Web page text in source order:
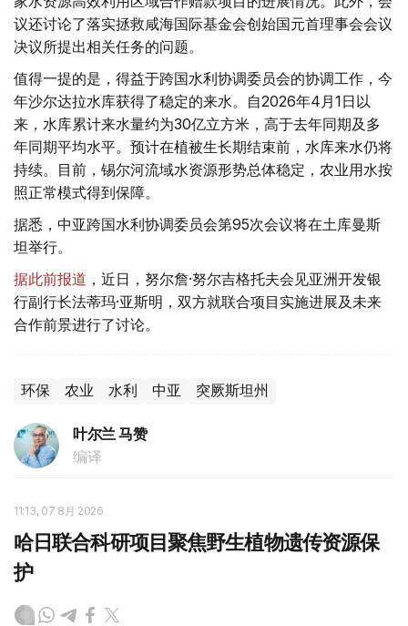
议还讨论了落实拯救咸海国际基金会创始国元首理事会会议
决议所提出相关任务的问题。
值得一提的是，得益于跨国水利协调委员会的协调工作，今
年沙尔达拉水库获得了稳定的来水。自2026年4月1日以
来，水库累计来水量约为30亿立方米，高于去年同期及多
年同期平均水平。预计在植被生长期结束前，水库来水仍将
持续。目前，锡尔河流域水资源形势总体稳定，农业用水按
照正常模式得到保障。
据悉，中亚跨国水利协调委员会第95次会议将在土库曼斯
坦举行。
据此前报道 ，近日，努尔詹·努尔吉格托夫会见亚洲开发银
行副行长法蒂玛·亚斯明，双方就联合项目实施进展及未来
合作前景进行了讨论。
环保 农业 水利 中亚 突厥斯坦州
叶尔兰 马赞
编译
11:13, 07 8月 2026
哈日联合科研项目聚焦野生植物遗传资源保
护